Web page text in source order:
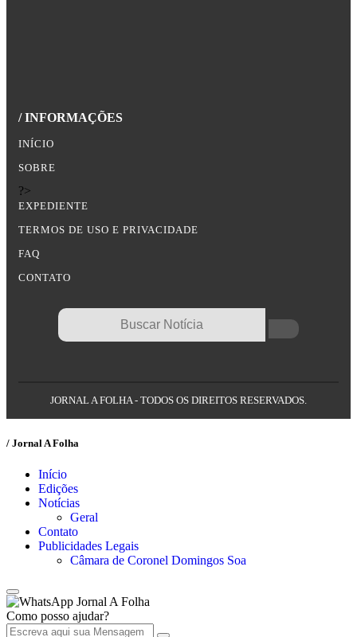
/ INFORMAÇÕES
INÍCIO
SOBRE
?>
EXPEDIENTE
TERMOS DE USO E PRIVACIDADE
FAQ
CONTATO
JORNAL A FOLHA - TODOS OS DIREITOS RESERVADOS.
/ Jornal A Folha
Início
Edições
Notícias
Geral
Contato
Publicidades Legais
Câmara de Coronel Domingos Soa
Jornal A Folha
Como posso ajudar?